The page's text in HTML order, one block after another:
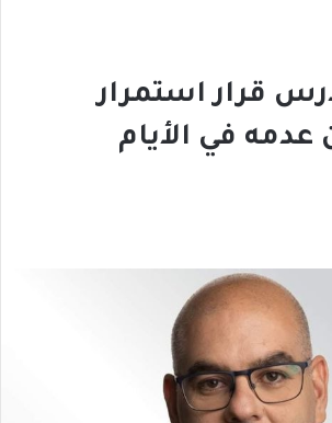
قرار استمرار
في الأيام